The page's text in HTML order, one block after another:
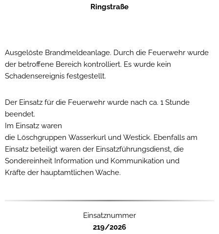
Ringstraße
Ausgelöste Brandmeldeanlage. Durch die Feuerwehr wurde
der betroffene Bereich kontrolliert. Es wurde kein
Schadensereignis festgestellt.
Der Einsatz für die Feuerwehr wurde nach ca. 1 Stunde
beendet.
Im Einsatz waren
die Löschgruppen Wasserkurl und Westick. Ebenfalls am
Einsatz beteiligt waren der Einsatzführungsdienst, die
Sondereinheit Information und Kommunikation und
Kräfte der hauptamtlichen Wache.
Einsatznummer
219/2026